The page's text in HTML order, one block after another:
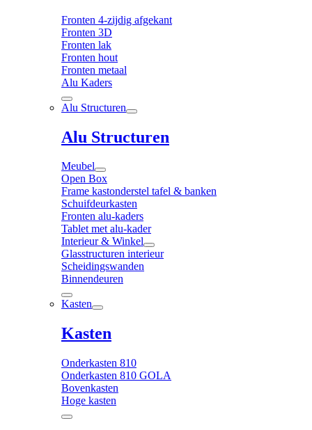
Fronten 4-zijdig afgekant
Fronten 3D
Fronten lak
Fronten hout
Fronten metaal
Alu Kaders
Alu Structuren
Alu Structuren
Meubel
Open Box
Frame kastonderstel tafel & banken
Schuifdeurkasten
Fronten alu-kaders
Tablet met alu-kader
Interieur & Winkel
Glasstructuren interieur
Scheidingswanden
Binnendeuren
Kasten
Kasten
Onderkasten 810
Onderkasten 810 GOLA
Bovenkasten
Hoge kasten